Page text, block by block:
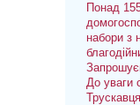
Понад
набори з
До уваги
Трускавця